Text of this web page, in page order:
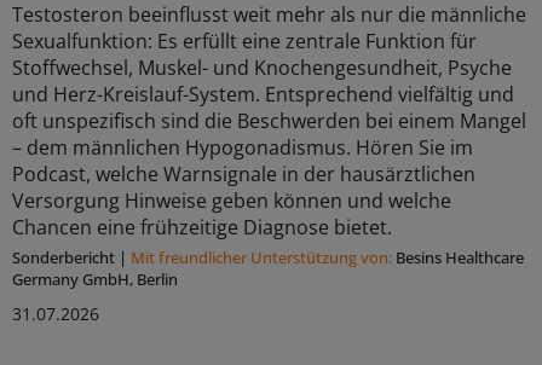
Testosteron beeinflusst weit mehr als nur die männliche
Sexualfunktion: Es erfüllt eine zentrale Funktion für
Stoffwechsel, Muskel- und Knochengesundheit, Psyche
und Herz-Kreislauf-System. Entsprechend vielfältig und
oft unspezifisch sind die Beschwerden bei einem Mangel
– dem männlichen Hypogonadismus. Hören Sie im
Podcast, welche Warnsignale in der hausärztlichen
Versorgung Hinweise geben können und welche
Chancen eine frühzeitige Diagnose bietet.
Sonderbericht | Mit freundlicher Unterstützung von: Besins Healthcare
Germany GmbH, Berlin
31.07.2026